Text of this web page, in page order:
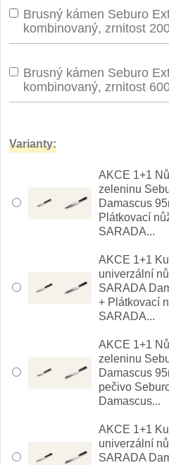
Brusný kámen Seburo
kombinovaný, zrnitost
Brusný kámen Seburo
kombinovaný, zrnitost
Varianty:
AKCE 1+1
zeleninu
Damascus
Plátkovací
SARADA...
AKCE 1+1
univerzální
SARADA
+ Plátkovací
SARADA...
AKCE 1+1
zeleninu
Damascus
pečivo
Damascus...
AKCE 1+1
univerzální
SARADA